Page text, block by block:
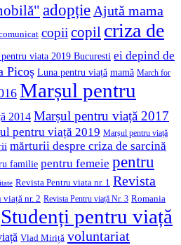
adopțieAjută mama
copiicopil criza de
viata 2019 Bucuresti ei depind de
Picoş Luna pentru viață mamă March for
Marșul pentru
2014 Marșul pentru viață 2017
pentru viață 2019 Marșul pentru viață
mărturii despre criza de sarcină
familie pentru femeie pentru
Revista Pentru viata nr. 1 Revista
viață nr. 2 Revista Pentru viață Nr. 3 Romania
Studenți pentru viață
Vlad Miriță voluntariat